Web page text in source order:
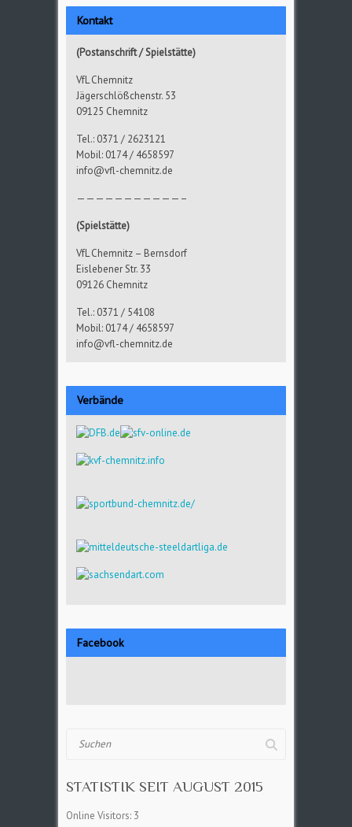
Kontakt
(Postanschrift / Spielstätte)
VfL Chemnitz
Jägerschlößchenstr. 53
09125 Chemnitz
Tel.: 0371 / 2623121
Mobil: 0174 / 4658597
info@vfl-chemnitz.de
———————————–
(Spielstätte)
VfL Chemnitz – Bernsdorf
Eislebener Str. 33
09126 Chemnitz
Tel.: 0371 / 54108
Mobil: 0174 / 4658597
info@vfl-chemnitz.de
Verbände
Facebook
STATISTIK SEIT AUGUST 2015
Online Visitors: 3